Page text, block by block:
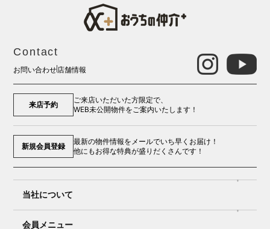
Contact
お問い合わせ店舗情報
来店予約
ご来店いただいた方限定で、
WEB未公開物件をご案内いたします！
新規会員登録
最新の物件情報をメールでいち早くお届け！
他にもお得な特典が盛りだくさんです！
当社について
会員メニュー